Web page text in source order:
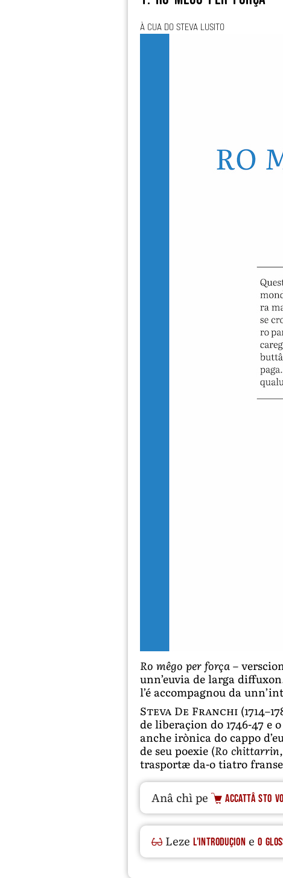
À CUA DO STEVA LUSITO
Ro mêgo per força –
unn’euvia de larga
l’é accompagnou da
Steva De Franchi
de liberaçion do 1746-47 e
anche irònica do cappo
de seu poexie (Ro
trasportæ da-o tiatro
Anâ chì pe accattâ sto
Lezel’introduçion eo